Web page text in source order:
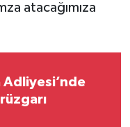
atacağımıza
Adliyesi’nde